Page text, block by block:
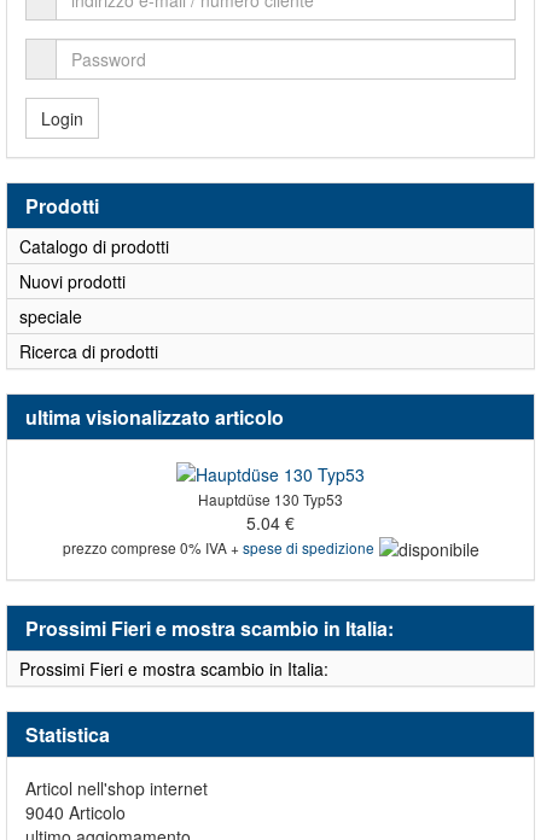
Login
Prodotti
Catalogo di prodotti
Nuovi prodotti
speciale
Ricerca di prodotti
ultima visionalizzato articolo
Hauptdüse 130 Typ53
5.04 €
prezzo comprese 0% IVA + spese di spedizione
Prossimi Fieri e mostra scambio in Italia:
Prossimi Fieri e mostra scambio in Italia:
Statistica
Articol nell'shop internet
9040 Articolo